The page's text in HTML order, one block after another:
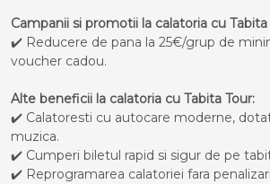
Campanii si promotii la calatoria cu Tabita
✔️ Reducere de pana la 25€/grup de
voucher cadou.
Alte beneficii la calatoria cu Tabita Tour:
✔️ Calatoresti cu autocare moderne,
muzica.
✔️ Cumperi biletul rapid si sigur de pe
✔️ Reprogramarea calatoriei fara